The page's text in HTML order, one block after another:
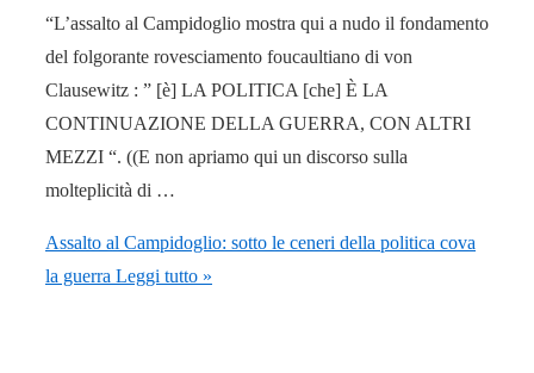
“L’assalto al Campidoglio mostra qui a nudo il fondamento
del folgorante rovesciamento foucaultiano di von
Clausewitz : ” [è] LA POLITICA [che] È LA
CONTINUAZIONE DELLA GUERRA, CON ALTRI
MEZZI “. ((E non apriamo qui un discorso sulla
molteplicità di …
Assalto al Campidoglio: sotto le ceneri della politica cova
la guerra Leggi tutto »